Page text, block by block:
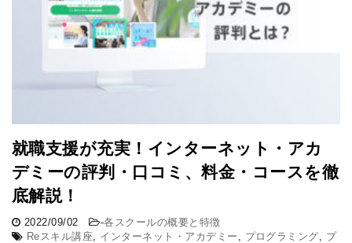
就職支援が充実！インターネット・アカ
デミーの評判・口コミ、料金・コースを徹
底解説！
2022/09/02 -各スクールの概要と特徴
Reスキル講座
インターネット・アカデミー プログラミング
プ